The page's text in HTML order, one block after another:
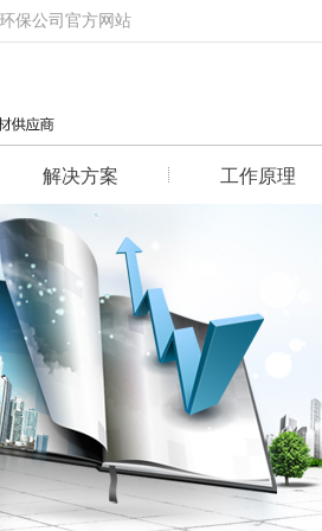
保公司官方网站
解决方案 工作原理